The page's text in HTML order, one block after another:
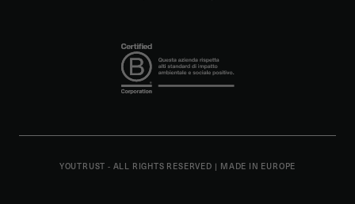
YOUTRUST - ALL RIGHTS RESERVED | MADE IN EUROPE